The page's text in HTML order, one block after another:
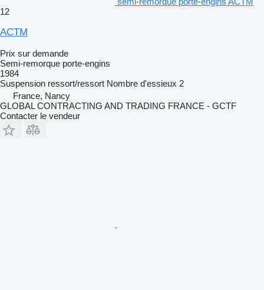
12
ACTM
Prix sur demande
Semi-remorque porte-engins
1984
Suspension ressort/ressort Nombre d'essieux 2
France, Nancy
GLOBAL CONTRACTING AND TRADING FRANCE - GCTF
Contacter le vendeur